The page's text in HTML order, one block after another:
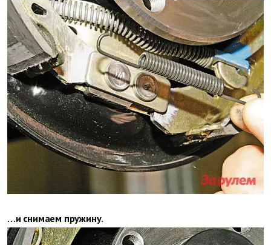
…и снимаем пру­жину.